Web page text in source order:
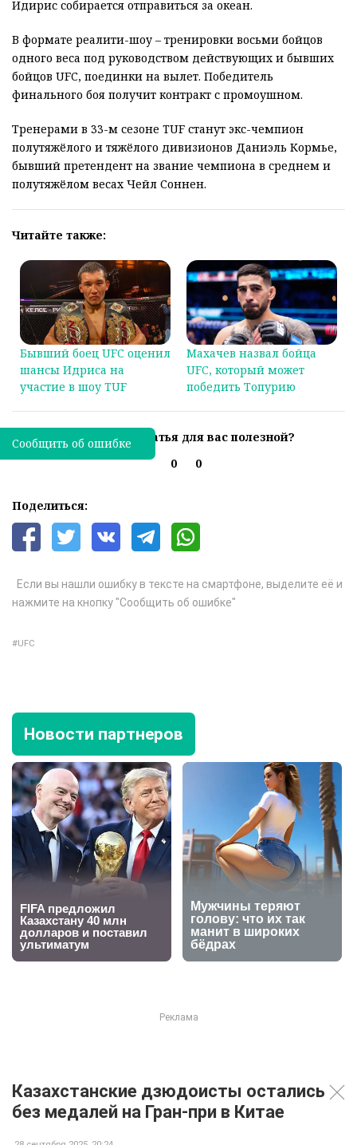
Идирис собирается отправиться за океан.
В формате реалити-шоу – тренировки восьми бойцов
одного веса под руководством действующих и бывших
бойцов UFC, поединки на вылет. Победитель
финального боя получит контракт с промоушном.
Тренерами в 33-м сезоне TUF станут экс-чемпион
полутяжёлого и тяжёлого дивизионов Даниэль Кормье,
бывший претендент на звание чемпиона в среднем и
полутяжёлом весах Чейл Соннен.
Читайте также:
Бывший боец UFC оценил
шансы Идриса на
участие в шоу TUF
Махачев назвал бойца
UFC, который может
победить Топурию
Была ли эта статья для вас полезной?
0
0
Поделиться:
Если вы нашли ошибку в тексте на смартфоне, выделите её и
нажмите на кнопку "Сообщить об ошибке"
UFC
Сообщить об ошибке
Новости партнеров
Казахстанские дзюдоисты остались
без медалей на Гран-при в Китае